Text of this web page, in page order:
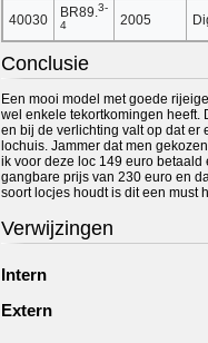
40030
BR89.3-
4
2005
Conclusie
Een mooi model met goede
wel enkele tekortkomingen heeft.
en bij de verlichting valt op dat er
lochuis. Jammer dat men
ik voor deze loc 149 euro betaald
gangbare prijs van 230 euro en
soort locjes houdt is dit een must
Verwijzingen
Intern
Extern